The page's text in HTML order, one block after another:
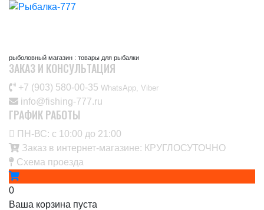
рыболовный магазин : товары для рыбалки
ЗАКАЗ И КОНСУЛЬТАЦИЯ
+7 (903) 580-00-35‬ WhatsApp, Viber
info@fishing-777.ru
ГРАФИК РАБОТЫ
ПН-ВС: с 10:00 до 21:00
Заказ в интернет-магазине: КРУГЛОСУТОЧНО
Схема проезда
0
Ваша корзина пуста